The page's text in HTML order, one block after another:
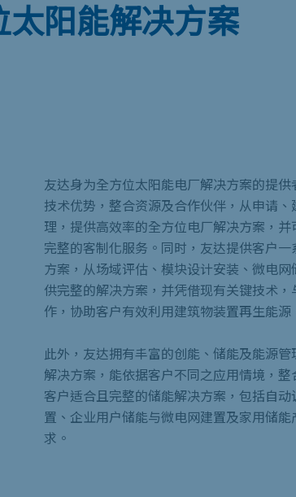
阳能解决方案
友达身为全方位太阳能电厂解决方案的提
技术优势，整合资源及合作伙伴，从申请
理，提供高效率的全方位电厂解决方案，
完整的客制化服务。同时，友达提供客户
方案，从场域评估、模块设计安装、微电
供完整的解决方案，并凭借现有关键技术
作，协助客户有效利用建筑物装置再生能源
此外，友达拥有丰富的创能、储能及能源
解决方案，能依据客户不同之应用情境，
客户适合且完整的储能解决方案，包括自
置、企业用户储能与微电网建置及家用储
求。